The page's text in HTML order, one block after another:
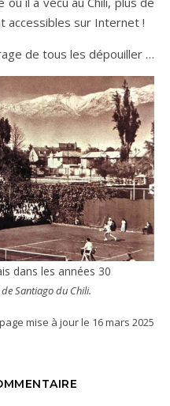
accessibles sur Internet !
de tous les dépouiller …
dans les années 30
Santiago du Chili.
page mise à jour le 16 mars 2025